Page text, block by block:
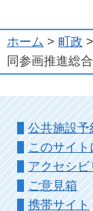
ホーム > 町政 >
同参画推進総
公共施設予
このサイト
アクセシ
ご意見箱
携帯サイト